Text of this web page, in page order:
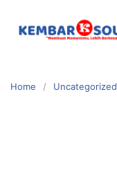
Home Uncategorized